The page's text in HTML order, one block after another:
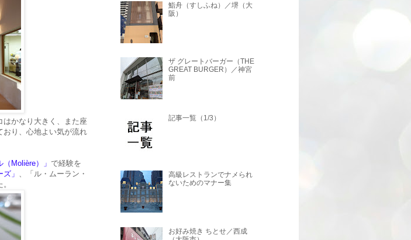
かなり大きく、また座
おり、心地よい気が流れ
Molière）」 で経験を
」
、「ル・ムーラン・
鮨舟（すしふね）／堺（大
阪）
ザ グレートバーガー（THE
GREAT BURGER）／神宮
前
記事一覧（1/3）
高級レストランでナメられ
ないためのマナー集
お好み焼き ちとせ／西成